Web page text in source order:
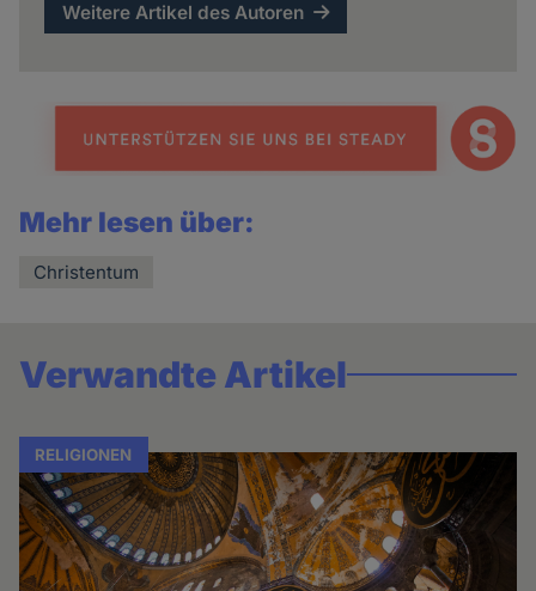
Weitere Artikel des Autoren
Mehr lesen über:
Christentum
Verwandte Artikel
RELIGIONEN